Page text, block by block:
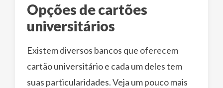
Opções de cartões
universitários
Existem diversos bancos que oferecem
cartão universitário e cada um deles tem
suas particularidades. Veja um pouco mais